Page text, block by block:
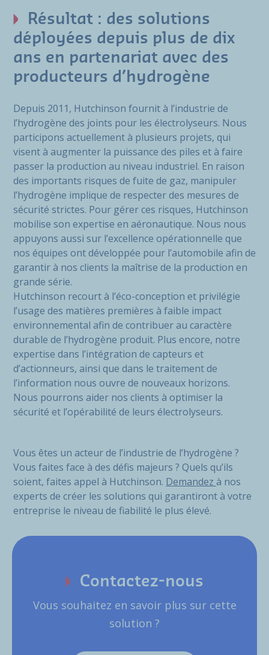
Résultat : des solutions
déployées depuis plus de dix
ans en partenariat avec des
producteurs d’hydrogène
Depuis 2011, Hutchinson fournit à l’industrie de
l’hydrogène des joints pour les électrolyseurs. Nous
participons actuellement à plusieurs projets, qui
visent à augmenter la puissance des piles et à faire
passer la production au niveau industriel. En raison
des importants risques de fuite de gaz, manipuler
l’hydrogène implique de respecter des mesures de
sécurité strictes. Pour gérer ces risques, Hutchinson
mobilise son expertise en aéronautique. Nous nous
appuyons aussi sur l’excellence opérationnelle que
nos équipes ont développée pour l’automobile afin de
garantir à nos clients la maîtrise de la production en
grande série.
Hutchinson recourt à l’éco-conception et privilégie
l’usage des matières premières à faible impact
environnemental afin de contribuer au caractère
durable de l’hydrogène produit. Plus encore, notre
expertise dans l’intégration de capteurs et
d’actionneurs, ainsi que dans le traitement de
l’information nous ouvre de nouveaux horizons.
Nous pourrons aider nos clients à optimiser la
sécurité et l’opérabilité de leurs électrolyseurs.
Vous êtes un acteur de l’industrie de l’hydrogène ?
Vous faites face à des défis majeurs ? Quels qu’ils
soient, faites appel à Hutchinson. Demandez à nos
experts de créer les solutions qui garantiront à votre
entreprise le niveau de fiabilité le plus élevé.
Contactez-nous
Vous souhaitez en savoir plus sur cette
solution ?